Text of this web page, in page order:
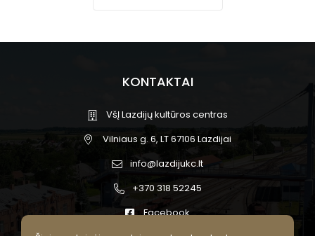
KONTAKTAI
VšĮ Lazdijų kultūros centras
Vilniaus g. 6, LT 67106 Lazdijai
info@lazdijukc.lt
+370 318 52245
Facebook